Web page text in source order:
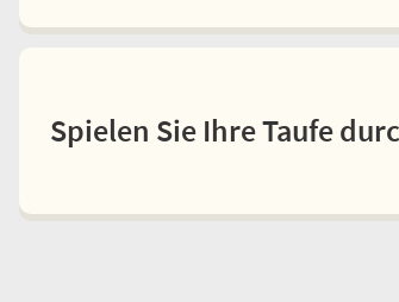
Spielen Sie Ihre Taufe